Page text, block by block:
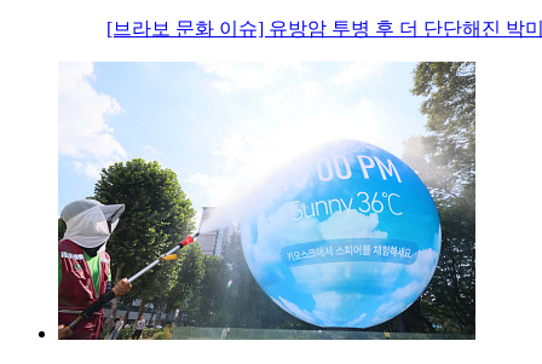
[브라보 문화 이슈] 유방암 투병 후 더 단단해진 박